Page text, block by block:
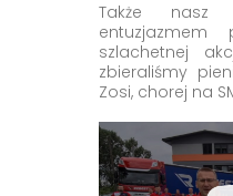
Także
entuzjazmem
szlachetnej
zbieraliśmy
Zosi, chorej na